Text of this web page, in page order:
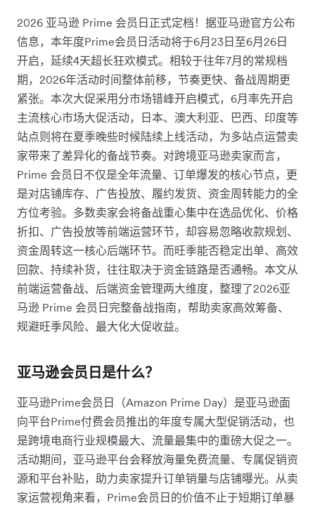
2026 亚马逊 Prime 会员日正式定档！据亚马逊官方公布
信息，本年度Prime会员日活动将于6月23日至6月26日
开启，延续4天超长狂欢模式。相较于往年7月的常规档
期，2026年活动时间整体前移，节奏更快、备战周期更
紧张。本次大促采用分市场错峰开启模式，6月率先开启
主流核心市场大促活动，日本、澳大利亚、巴西、印度等
站点则将在夏季晚些时候陆续上线活动，为多站点运营卖
家带来了差异化的备战节奏。对跨境亚马逊卖家而言，
Prime 会员日不仅是全年流量、订单爆发的核心节点，更
是对店铺库存、广告投放、履约发货、资金周转能力的全
方位考验。多数卖家会将备战重心集中在选品优化、价格
折扣、广告投放等前端运营环节，却容易忽略收款规划、
资金周转这一核心后端环节。而旺季能否稳定出单、高效
回款、持续补货，往往取决于资金链路是否通畅。本文从
前端运营备战、后端资金管理两大维度，整理了2026亚
马逊 Prime 会员日完整备战指南，帮助卖家高效筹备、
规避旺季风险、最大化大促收益。
亚马逊会员日是什么？
亚马逊Prime会员日（Amazon Prime Day）是亚马逊面
向平台Prime付费会员推出的年度专属大型促销活动，也
是跨境电商行业规模最大、流量最集中的重磅大促之一。
活动期间，亚马逊平台会释放海量免费流量、专属促销资
源和平台补贴，助力卖家提升订单销量与店铺曝光。从卖
家运营视角来看，Prime会员日的价值不止于短期订单暴